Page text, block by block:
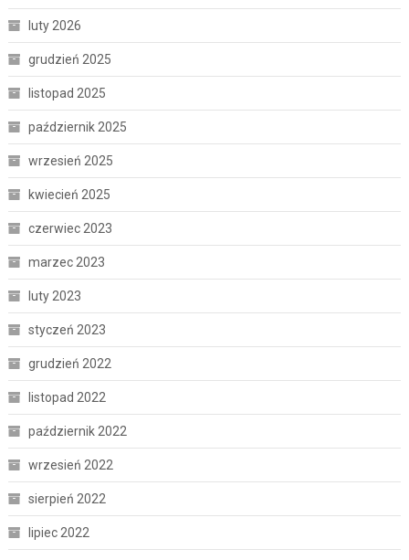
luty 2026
grudzień 2025
listopad 2025
październik 2025
wrzesień 2025
kwiecień 2025
czerwiec 2023
marzec 2023
luty 2023
styczeń 2023
grudzień 2022
listopad 2022
październik 2022
wrzesień 2022
sierpień 2022
lipiec 2022